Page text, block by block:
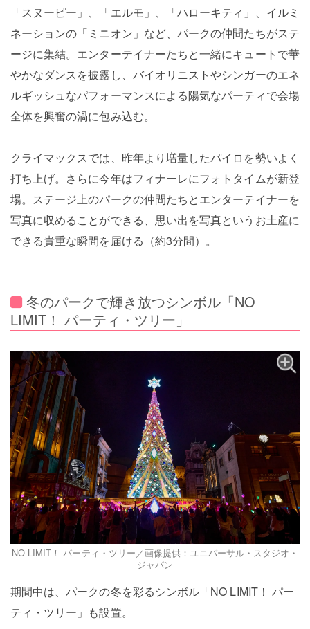
「スヌーピー」、「エルモ」、「ハローキティ」、イルミ
ネーションの「ミニオン」など、パークの仲間たちがステ
ージに集結。エンターテイナーたちと一緒にキュートで華
やかなダンスを披露し、バイオリニストやシンガーのエネ
ルギッシュなパフォーマンスによる陽気なパーティで会場
全体を興奮の渦に包み込む。
クライマックスでは、昨年より増量したパイロを勢いよく
打ち上げ。さらに今年はフィナーレにフォトタイムが新登
場。ステージ上のパークの仲間たちとエンターテイナーを
写真に収めることができる、思い出を写真というお土産に
できる貴重な瞬間を届ける（約3分間）。
冬のパークで輝き放つシンボル「NO
LIMIT！ パーティ・ツリー」
NO LIMIT！ パーティ・ツリー／画像提供：ユニバーサル・スタジオ・
ジャパン
期間中は、パークの冬を彩るシンボル「NO LIMIT！ パー
ティ・ツリー」も設置。